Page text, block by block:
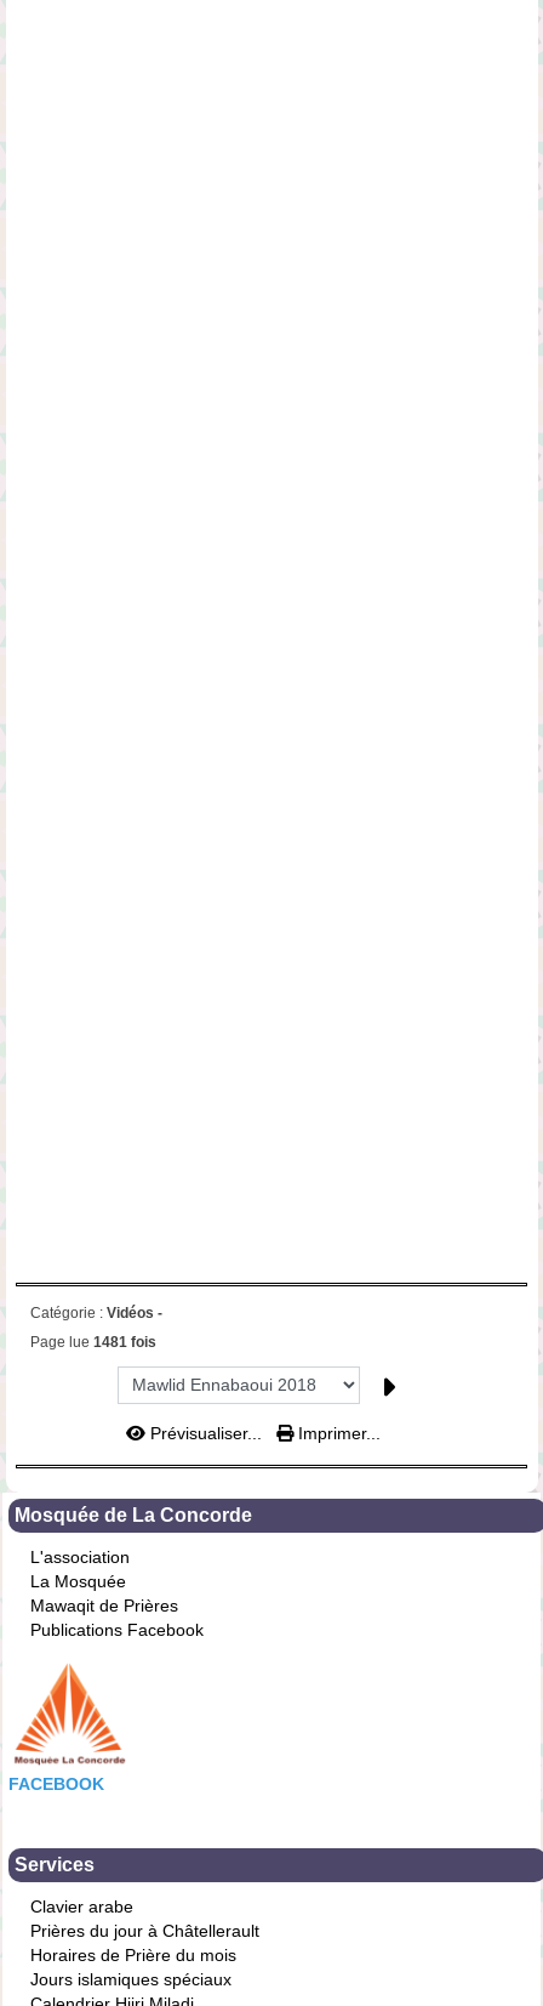
Mosquée de La Concorde
L'association
La Mosquée
Mawaqit de Prières
Publications Facebook
FACEBOOK
Services
Clavier arabe
Prières du jour à Châtellerault
Horaires de Prière du mois
Jours islamiques spéciaux
Catégorie : Vidéos -
Page lue 1481 fois
Prévisualiser... Imprimer...